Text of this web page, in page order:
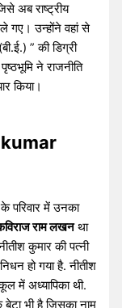
अब राष्ट्रीय
गए। उन्होंने वहां से
” की डिग्री
ने राजनीति
किया।
kumar
परिवार में उनका
राम लखनथा
कुमार की पत्नी
हो गया है. नीतीश
में अध्यापिका थी.
भी है जिसका नाम